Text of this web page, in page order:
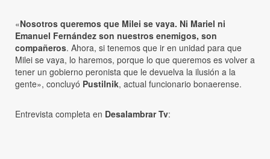
«Nosotros queremos que Milei se vaya. Ni Mariel ni
Emanuel Fernández son nuestros enemigos, son
compañeros. Ahora, si tenemos que ir en unidad para que
Milei se vaya, lo haremos, porque lo que queremos es volver a
tener un gobierno peronista que le devuelva la ilusión a la
gente», concluyó Pustilnik, actual funcionario bonaerense.
Entrevista completa en Desalambrar Tv: